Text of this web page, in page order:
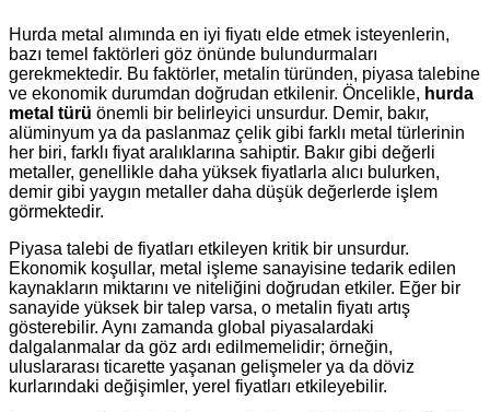
Hurda metal alımında en iyi fiyatı elde etmek isteyenlerin,
bazı temel faktörleri göz önünde bulundurmaları
gerekmektedir. Bu faktörler, metalin türünden, piyasa talebine
ve ekonomik durumdan doğrudan etkilenir. Öncelikle, hurda
metal türü önemli bir belirleyici unsurdur. Demir, bakır,
alüminyum ya da paslanmaz çelik gibi farklı metal türlerinin
her biri, farklı fiyat aralıklarına sahiptir. Bakır gibi değerli
metaller, genellikle daha yüksek fiyatlarla alıcı bulurken,
demir gibi yaygın metaller daha düşük değerlerde işlem
görmektedir.
Piyasa talebi de fiyatları etkileyen kritik bir unsurdur.
Ekonomik koşullar, metal işleme sanayisine tedarik edilen
kaynakların miktarını ve niteliğini doğrudan etkiler. Eğer bir
sanayide yüksek bir talep varsa, o metalin fiyatı artış
gösterebilir. Aynı zamanda global piyasalardaki
dalgalanmalar da göz ardı edilmemelidir; örneğin,
uluslararası ticarette yaşanan gelişmeler ya da döviz
kurlarındaki değişimler, yerel fiyatları etkileyebilir.